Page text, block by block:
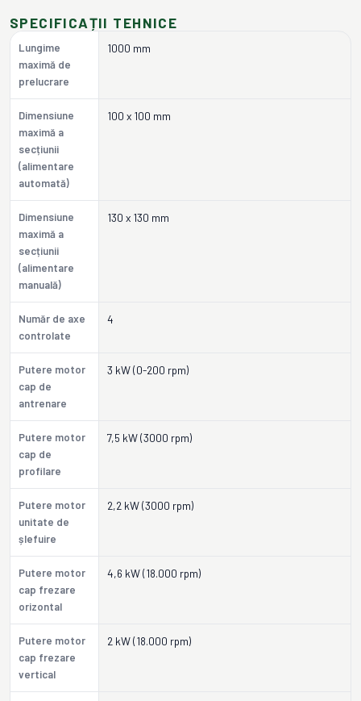
SPECIFICAȚII TEHNICE
Lungime
maximă de
prelucrare
1000 mm
Dimensiune
maximă a
secțiunii
(alimentare
automată)
100 x 100 mm
Dimensiune
maximă a
secțiunii
(alimentare
manuală)
130 x 130 mm
Număr de axe
controlate
4
Putere motor
cap de
antrenare
3 kW (0-200 rpm)
Putere motor
cap de
profilare
7,5 kW (3000 rpm)
Putere motor
unitate de
șlefuire
2,2 kW (3000 rpm)
Putere motor
cap frezare
orizontal
4,6 kW (18.000 rpm)
Putere motor
cap frezare
vertical
2 kW (18.000 rpm)